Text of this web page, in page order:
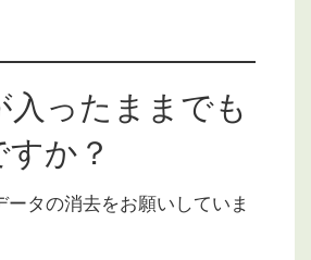
入ったままでも
か？
ータの消去をお願いしていま